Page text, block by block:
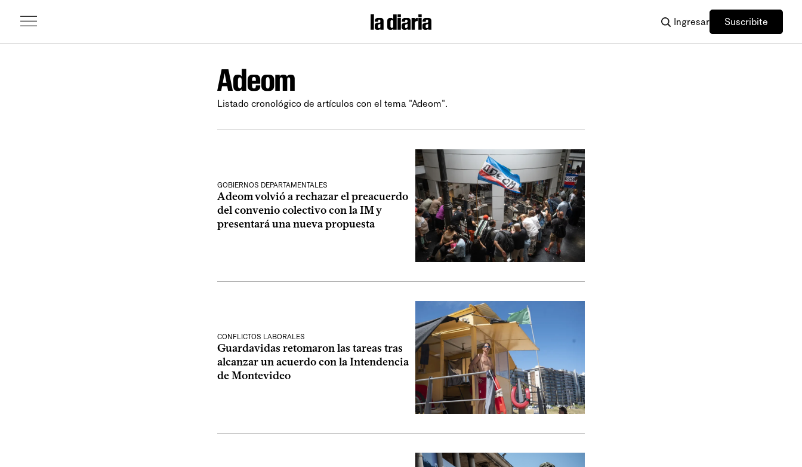
Ingresar Suscribite
Adeom
Listado cronológico de artículos con el tema "Adeom".
GOBIERNOS DEPARTAMENTALES
Adeom volvió a rechazar el preacuerdo
del convenio colectivo con la IM y
presentará una nueva propuesta
CONFLICTOS LABORALES
Guardavidas retomaron las tareas tras
alcanzar un acuerdo con la Intendencia
de Montevideo